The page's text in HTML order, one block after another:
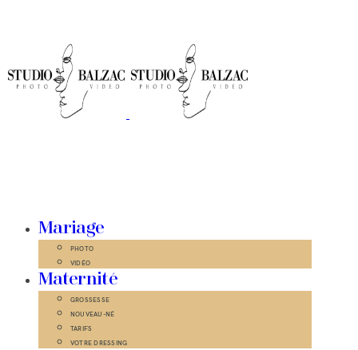
Mariage
PHOTO
VIDÉO
Maternité
GROSSESSE
NOUVEAU-NÉ
TARIFS
VOTRE DRESSING